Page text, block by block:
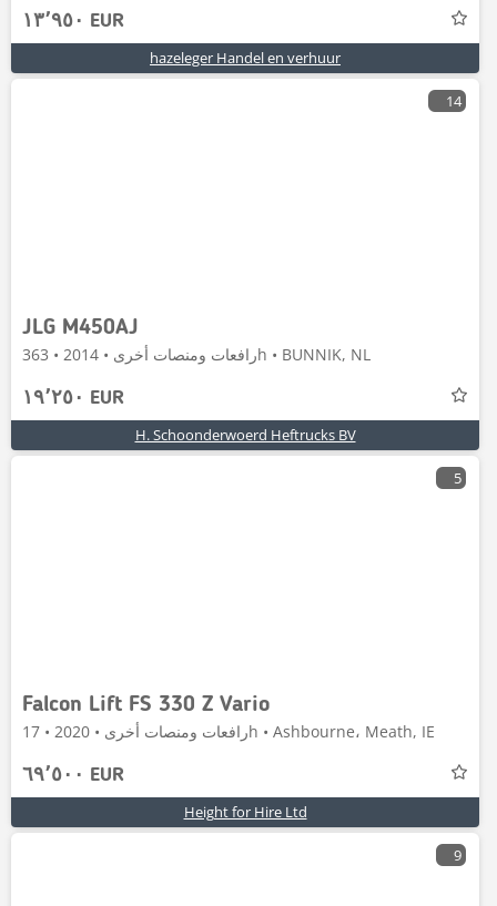
١٣٬٩٥٠ EUR
hazeleger Handel en verhuur
14
JLG M450AJ
رافعات ومنصات أخرى • 2014 • 363h • BUNNIK, NL
١٩٬٢٥٠ EUR
H. Schoonderwoerd Heftrucks BV
5
Falcon Lift FS 330 Z Vario
رافعات ومنصات أخرى • 2020 • 17h • Ashbourne، Meath, IE
٦٩٬٥٠٠ EUR
Height for Hire Ltd
9